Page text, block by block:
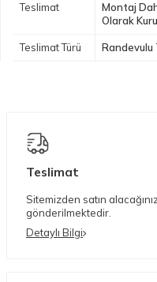
Teslimat
Montaj
Olarak
Teslimat Türü Randevulu
Teslimat
Sitemizden satın
gönderilmektedir.
Detaylı Bilgi